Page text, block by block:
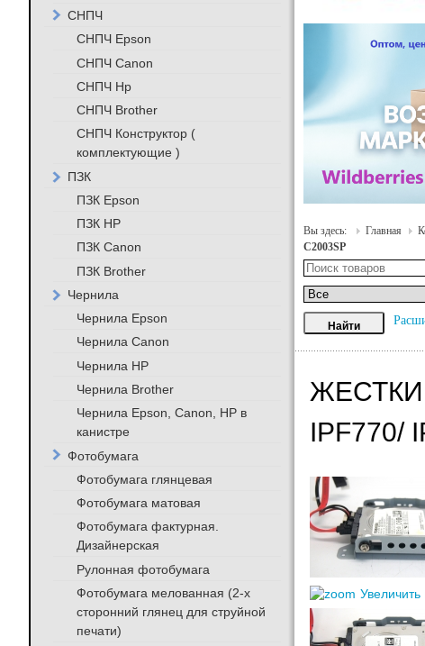
Вы здесь: Главная
C2003SP
IPF770/
СНПЧ
СНПЧ Epson
СНПЧ Canon
СНПЧ Hp
СНПЧ Brother
СНПЧ Конструктор (
комплектующие )
ПЗК
ПЗК Epson
ПЗК HP
ПЗК Canon
ПЗК Brother
Чернила
Чернила Epson
Чернила Canon
Чернила HP
Чернила Brother
Чернила Epson, Canon, HP в
канистре
Фотобумага
Фотобумага глянцевая
Фотобумага матовая
Фотобумага фактурная.
Дизайнерская
Рулонная фотобумага
Фотобумага мелованная (2-х
сторонний глянец для струйной
печати)